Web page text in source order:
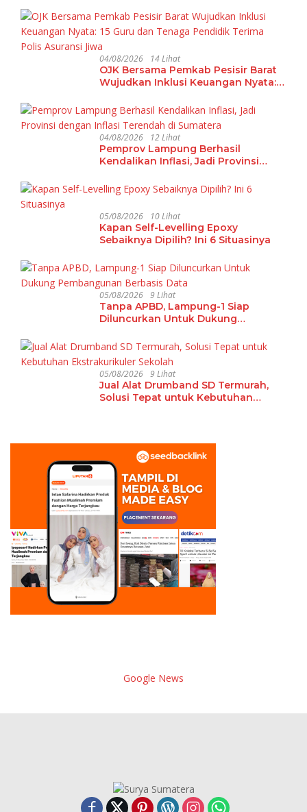
Tradisi Keilmuan
04/08/2026 14 Lihat
OJK Bersama Pemkab Pesisir Barat
Wujudkan Inklusi Keuangan Nyata:
Polis Asuransi Jiwa
04/08/2026 12 Lihat
Pemprov Lampung Berhasil
Kendalikan Inflasi, Jadi Provinsi
Sumatera
05/08/2026 10 Lihat
Kapan Self-Levelling Epoxy
Sebaiknya Dipilih? Ini 6 Situasinya
05/08/2026 9 Lihat
Tanpa APBD, Lampung-1 Siap
Diluncurkan Untuk Dukung
05/08/2026 9 Lihat
Jual Alat Drumband SD Termurah,
Solusi Tepat untuk Kebutuhan
Google News